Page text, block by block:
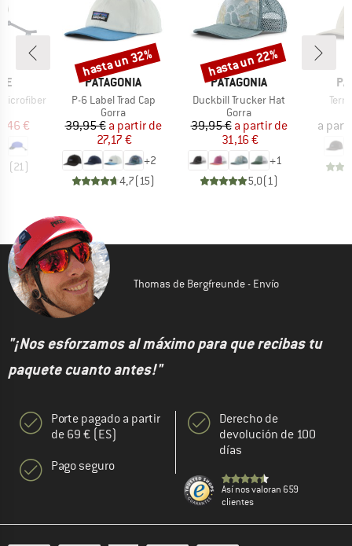
reducido
€
(21)
MARCA
PATAGONIA
Artículo
P-6 Label Trad Cap
Product group
Gorra
Precio
39,95 € Precio reducido
a partir de
27,17 €
+2
4,7(15)
Descuento
hasta un 32%
MARCA
PATAGONIA
Artículo
Duckbill Trucker Hat
Product group
Gorra
Precio
39,95 € Precio reducido
a partir de
31,16 €
+1
5,0(1)
Descuento
hasta un 22%
a
Thomas de Bergfreunde - Envío
"¡Nos esforzamos al máximo para que recibas tu
paquete cuanto antes!"
Porte pagado a partir
de 69 € (ES)
Pago seguro
Derecho de
devolución de 100
días
Así nos valoran 659
clientes